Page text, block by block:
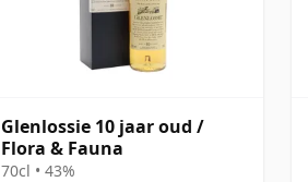
Glenlossie 10 jaar oud /
Flora & Fauna
70cl • 43%